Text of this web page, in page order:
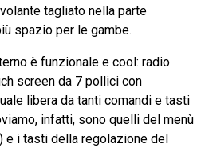
tagliato nella parte
spazio per le gambe.
è funzionale e cool: radio
screen da 7 pollici con
libera da tanti comandi e tasti
infatti, sono quelli del menù
e i tasti della regolazione del